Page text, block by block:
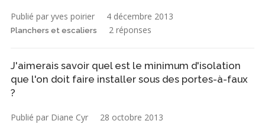
Publié par yves poirier 4 décembre 2013
Planchers et escaliers 2 réponses
J'aimerais savoir quel est le minimum d'isolation
que l'on doit faire installer sous des portes-à-faux
?
Publié par Diane Cyr 28 octobre 2013